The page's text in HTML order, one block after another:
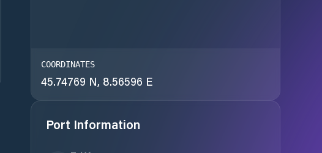
COORDINATES
45.74769 N, 8.56596 E
Port Information